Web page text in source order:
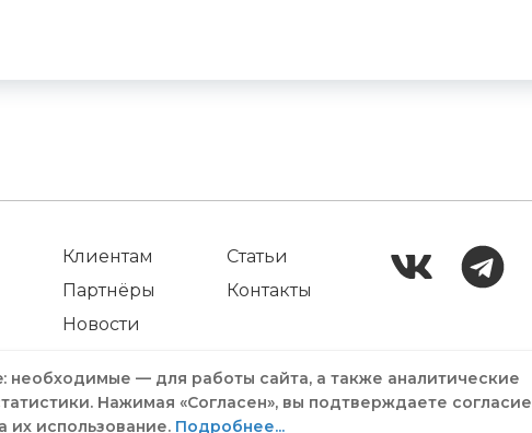
Клиентам
Партнёры
Новости
Статьи
Контакты
необходимые — для работы сайта, а также аналитические
Нажимая «Согласен», вы подтверждаете согласие
их использование. Подробнее...